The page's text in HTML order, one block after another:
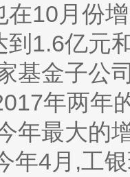
在10月份
到1.6亿元
基金子公
年两年
年最大的
年4月,工